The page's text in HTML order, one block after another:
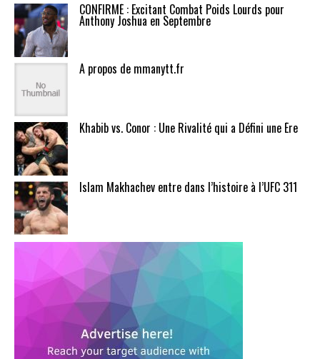
CONFIRMÉ : Excitant Combat Poids Lourds pour
Anthony Joshua en Septembre
A propos de mmanytt.fr
Khabib vs. Conor : Une Rivalité qui a Défini une Ère
Islam Makhachev entre dans l’histoire à l’UFC 311